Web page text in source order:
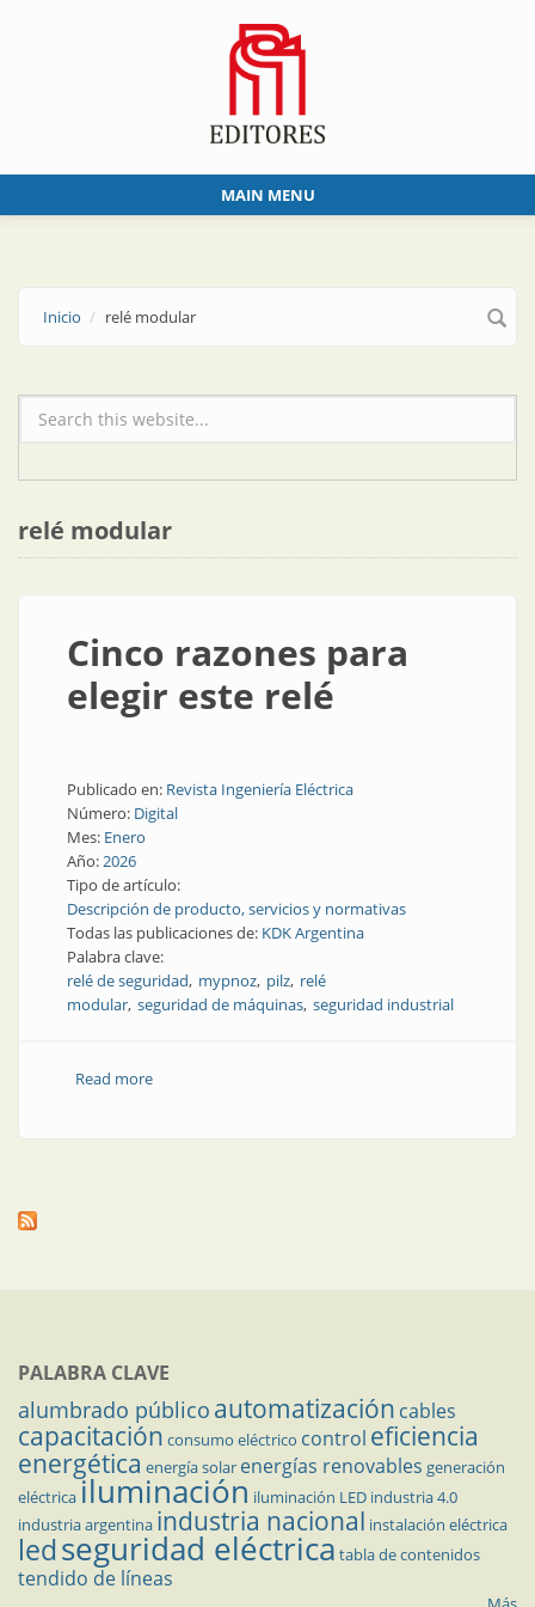
MAIN MENU
Inicio relé modular
Formulario de búsqueda
relé modular
Cinco razones para
elegir este relé
Publicado en: Revista Ingeniería Eléctrica
Número: Digital
Mes: Enero
Año:2026
Tipo de artículo:
Descripción de producto, servicios y normativas
Todas las publicaciones de: KDK Argentina
Palabra clave:
relé de seguridad mypnoz pilz relé
modular seguridad de máquinas seguridad industrial
Read moreabout Cinco razones para elegir este relé
PALABRA CLAVE
alumbrado público automatización cables
capacitación consumo eléctrico control eficiencia
energética energía solar energías renovables generación
eléctricailuminación iluminación LED industria 4.0
industria argentina industria nacional instalación eléctrica
ledseguridad eléctrica tabla de contenidos
tendido de líneas